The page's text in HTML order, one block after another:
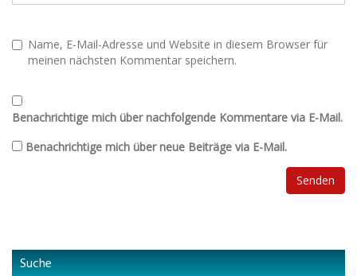
Name, E-Mail-Adresse und Website in diesem Browser für
meinen nächsten Kommentar speichern.
Benachrichtige mich über nachfolgende Kommentare via E-Mail.
Benachrichtige mich über neue Beiträge via E-Mail.
Suche